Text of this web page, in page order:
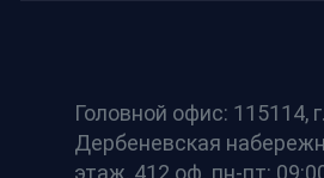
Головной офис: 115114,
Дербеневская
этаж, 412 оф. пн-пт: